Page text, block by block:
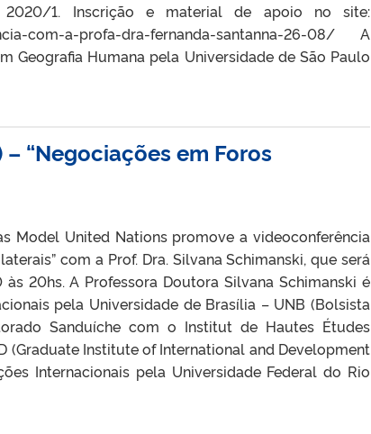
1. Inscrição e material de apoio no site:
com-a-profa-dra-fernanda-santanna-26-08/ A
Geografia Humana pela Universidade de São Paulo
“Negociações em Foros
Model United Nations promove a videoconferência
com a Prof. Dra. Silvana Schimanski, que será
20hs. A Professora Doutora Silvana Schimanski é
pela Universidade de Brasília – UNB (Bolsista
Sanduíche com o Institut de Hautes Études
(Graduate Institute of International and Development
Internacionais pela Universidade Federal do Rio